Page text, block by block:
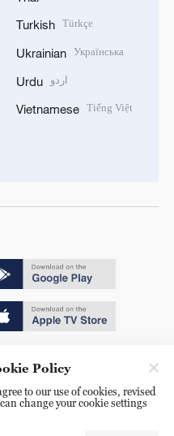
Turkish Türkçe
Ukrainian Українська
Urdu اردو
Vietnamese Tiếng Việt
Policy
to our use of cookies, revised
change your cookie settings